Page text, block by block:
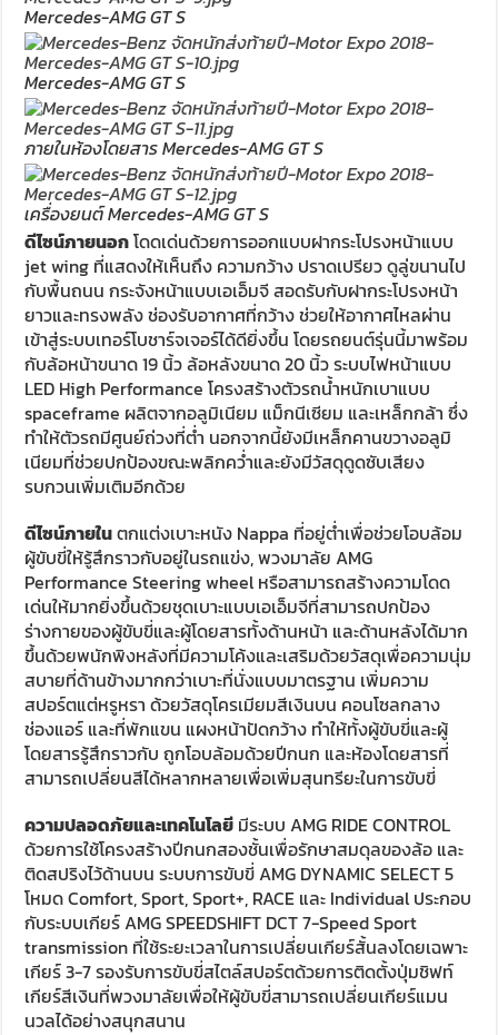
Mercedes-AMG GT S
Mercedes-AMG GT S
ภายในห้องโดยสาร Mercedes-AMG GT S
เครื่องยนต์ Mercedes-AMG GT S
ดีไซน์ภายนอกโดดเด่นด้วยการออกแบบฝากระโปรงหน้าแบบ
jet wing ที่แสดงให้เห็นถึง ความกว้าง ปราดเปรียว ดูลู่ขนานไป
กับพื้นถนน กระจังหน้าแบบเอเอ็มจี สอดรับกับฝากระโปรงหน้า
ยาวและทรงพลัง ช่องรับอากาศที่กว้าง ช่วยให้อากาศไหลผ่าน
เข้าสู่ระบบเทอร์โบชาร์จเจอร์ได้ดียิ่งขึ้น โดยรถยนต์รุ่นนี้มาพร้อม
กับล้อหน้าขนาด 19 นิ้ว ล้อหลังขนาด 20 นิ้ว ระบบไฟหน้าแบบ
LED High Performance โครงสร้างตัวรถน้ำหนักเบาแบบ
spaceframe ผลิตจากอลูมิเนียม แม็กนีเซียม และเหล็กกล้า ซึ่ง
ทำให้ตัวรถมีศูนย์ถ่วงที่ต่ำ นอกจากนี้ยังมีเหล็กคานขวางอลูมิ
เนียมที่ช่วยปกป้องขณะพลิกคว่ำและยังมีวัสดุดูดซับเสียง
รบกวนเพิ่มเติมอีกด้วย
ดีไซน์ภายในตกแต่งเบาะหนัง Nappa ที่อยู่ต่ำเพื่อช่วยโอบล้อม
ผู้ขับขี่ให้รู้สึกราวกับอยู่ในรถแข่ง, พวงมาลัย AMG
Performance Steering wheel หรือสามารถสร้างความโดด
เด่นให้มากยิ่งขึ้นด้วยชุดเบาะแบบเอเอ็มจีที่สามารถปกป้อง
ร่างกายของผู้ขับขี่และผู้โดยสารทั้งด้านหน้า และด้านหลังได้มาก
ขึ้นด้วยพนักพิงหลังที่มีความโค้งและเสริมด้วยวัสดุเพื่อความนุ่ม
สบายที่ด้านข้างมากกว่าเบาะที่นั่งแบบมาตรฐาน เพิ่มความ
สปอร์ตแต่หรูหรา ด้วยวัสดุโครเมียมสีเงินบน คอนโซลกลาง
ช่องแอร์ และที่พักแขน แผงหน้าปัดกว้าง ทำให้ทั้งผู้ขับขี่และผู้
โดยสารรู้สึกราวกับ ถูกโอบล้อมด้วยปีกนก และห้องโดยสารที่
สามารถเปลี่ยนสีได้หลากหลายเพื่อเพิ่มสุนทรียะในการขับขี่
ความปลอดภัยและเทคโนโลยี มีระบบ AMG RIDE CONTROL
ด้วยการใช้โครงสร้างปีกนกสองชั้นเพื่อรักษาสมดุลของล้อ และ
ติดสปริงไว้ด้านบน ระบบการขับขี่ AMG DYNAMIC SELECT 5
โหมด Comfort, Sport, Sport+, RACE และ Individual ประกอบ
กับระบบเกียร์ AMG SPEEDSHIFT DCT 7-Speed Sport
transmission ที่ใช้ระยะเวลาในการเปลี่ยนเกียร์สั้นลงโดยเฉพาะ
เกียร์ 3-7 รองรับการขับขี่สไตล์สปอร์ตด้วยการติดตั้งปุ่มชิฟท์
เกียร์สีเงินที่พวงมาลัยเพื่อให้ผู้ขับขี่สามารถเปลี่ยนเกียร์แมน
นวลได้อย่างสนุกสนาน